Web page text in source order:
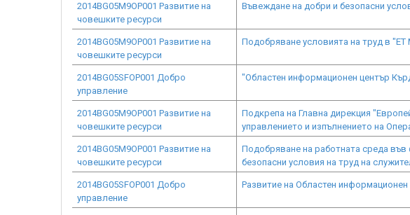
2014BG05M9OP001 Развитие на
човешките ресурси
Въвеждане на добри и безопасни
2014BG05M9OP001 Развитие на
човешките ресурси
Подобряване условията на труд в
2014BG05SFOP001 Добро
управление
"Областен информационен център
2014BG05M9OP001 Развитие на
човешките ресурси
Подкрепа на Главна дирекция
управлението и изпълнението на
2014BG05M9OP001 Развитие на
човешките ресурси
Подобряване на работната среда
безопасни условия на труд на
2014BG05SFOP001 Добро
управление
Развитие на Областен